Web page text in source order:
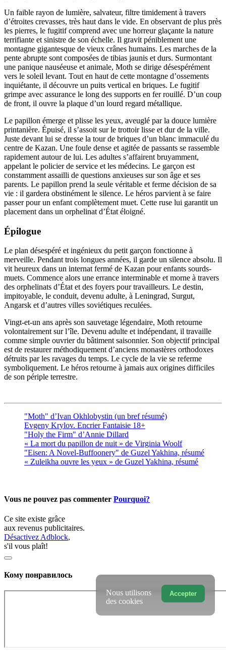
Un faible rayon de lumière, salvateur, filtre timidement à travers
d’étroites crevasses, très haut dans le vide. En observant de plus près
les pierres, le fugitif comprend avec une horreur glaçante la nature
terrifiante et sinistre de son échelle. Il gravit péniblement une
montagne gigantesque de vieux crânes humains. Les marches de la
pente abrupte sont composées de tibias jaunis et durs. Surmontant
une panique nauséeuse et animale, Moth se dirige désespérément
vers le soleil levant. Tout en haut de cette montagne d’ossements
inquiétante, il découvre un puits vertical en briques. Le fugitif
grimpe avec assurance le long des supports en fer rouillé. D’un coup
de front, il ouvre la plaque d’un lourd regard métallique.
Le papillon émerge et plisse les yeux, aveuglé par la douce lumière
printanière. Épuisé, il s’assoit sur le trottoir lisse et dur de la ville.
Juste devant lui se dresse la tour de briques d’un blanc immaculé du
centre de Kazan. Une foule dense et agitée de passants se rassemble
rapidement autour de lui. Les adultes s’affairent bruyamment,
appelant le policier de service et les médecins. Le garçon est
constamment assailli de questions anxieuses sur son âge et ses
parents. Le papillon prend la seule véritable et ferme décision de sa
vie : il gardera obstinément le silence. Le héros parvient à se faire
passer pour un enfant complètement muet. Cette ruse lui garantit un
placement dans un orphelinat d’État éloigné.
Épilogue
Le plan désespéré et ingénieux du petit garçon fonctionne à
merveille. Pendant trois longues années, il garde un silence absolu. Il
vit heureux dans un internat fermé de Kazan pour enfants sourds-
muets. Commence alors une errance interminable et morne à travers
des orphelinats d’État et des foyers pour travailleurs. Le destin,
impitoyable, le conduit, devenu adulte, à Leningrad, Surgut,
Angarsk et d’autres villes soviétiques reculées.
Vingt-et-un ans après son sauvetage légendaire, Moth retourne
volontairement sur l’île. Devenu adulte et indépendant, il travaille
comme simple ouvrier du bâtiment saisonnier. Son objectif principal
est de restaurer méthodiquement d’anciens monastères orthodoxes
détruits par les ravages du temps. Le cycle de la vie se referme
symboliquement. Le héros retourne à jamais aux origines difficiles
de son périple terrestre.
"Moth" d’Ivan Okhlobystin (un bref résumé)
Evgeny Krylov. Encrier Fantaisie 18+
"Holy the Firm" d’Annie Dillard
« La mort du papillon de nuit » de Virginia Woolf
"Eisen: A Novel-Buffoonery" de Guzel Yakhina, résumé
« Zuleikha ouvre les yeux » de Guzel Yakhina, résumé
Vous ne pouvez pas commenter Pourquoi?
Ce site existe grâce
aux revenus publicitaires.
Désactivez Adblock,
s'il vous plaît!
Кому понравилось
Accepter
Nous utilisons
des cookies